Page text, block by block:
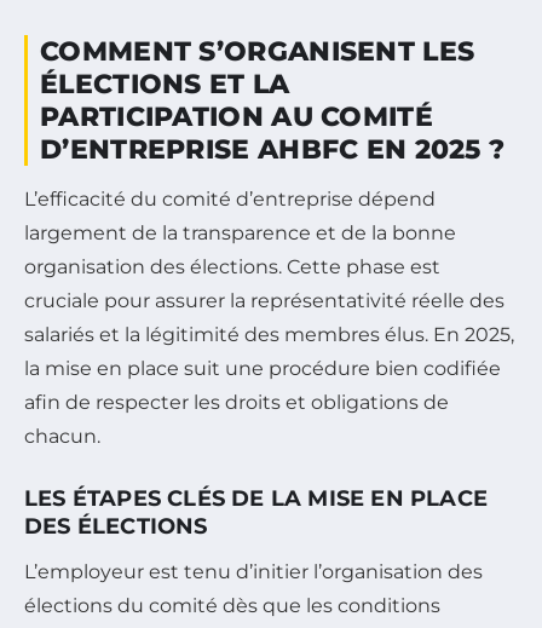
COMMENT S’ORGANISENT LES
ÉLECTIONS ET LA
PARTICIPATION AU COMITÉ
D’ENTREPRISE AHBFC EN 2025 ?
L’efficacité du comité d’entreprise dépend
largement de la transparence et de la bonne
organisation des élections. Cette phase est
cruciale pour assurer la représentativité réelle des
salariés et la légitimité des membres élus. En 2025,
la mise en place suit une procédure bien codifiée
afin de respecter les droits et obligations de
chacun.
LES ÉTAPES CLÉS DE LA MISE EN PLACE
DES ÉLECTIONS
L’employeur est tenu d’initier l’organisation des
élections du comité dès que les conditions